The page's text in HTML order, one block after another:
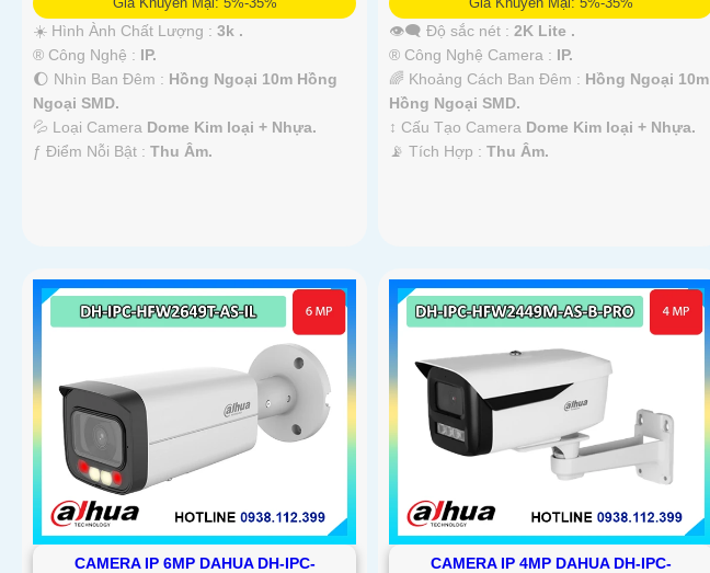
☀️ Hình Ành Chất Lượng : 3k .
®️ Công Nghệ : IP.
🌔 Nhìn Ban Đêm : Hồng Ngoại 10m Hồng
Ngoại SMD.
💦 Loại Camera Dome Kim loại + Nhựa.
️ƒ Điểm Nỗi Bật : Thu Âm.
👁️‍🗨 Độ sắc nét :2K Lite .
®️ Công Nghệ Camera : IP.
🌈 Khoảng Cách Ban Đêm : Hồng Ngoại 10m
Hồng Ngoại SMD.
↕️ Cấu Tạo Camera Dome Kim loại + Nhựa.
️📡 Tích Hợp :Thu Âm.
CAMERA IP 6MP DAHUA DH-IPC-
CAMERA IP 4MP DAHUA DH-IPC-